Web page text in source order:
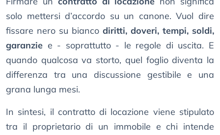
solo mettersi d’accordo su un canone. Vuol dire
fissare nero su bianco diritti, doveri, tempi, soldi,
garanzie e - soprattutto - le regole di uscita. E
quando qualcosa va storto, quel foglio diventa la
differenza tra una discussione gestibile e una
grana lunga mesi.
In sintesi, il contratto di locazione viene stipulato
tra il proprietario di un immobile e chi intende